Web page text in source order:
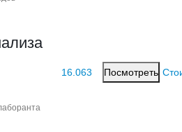
16.063 Посмотреть